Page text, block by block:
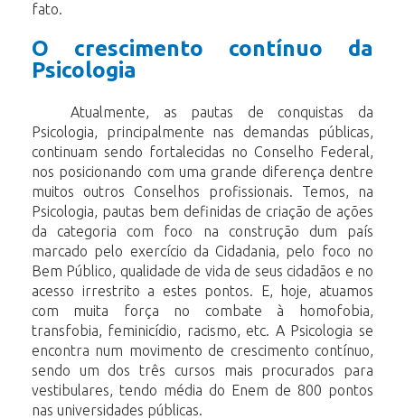
fato.
O crescimento contínuo da
Psicologia
Atualmente, as pautas de conquistas da
Psicologia, principalmente nas demandas
públicas,
continuam sendo fortalecidas no Conselho Federal,
nos posicionando com uma grande diferença dentre
muitos
outros Conselhos profissionais. Temos,
na
Psicologia, pautas bem definidas de criação de ações
da categoria com foco na
construção dum
país
marcado pelo exercício da Cidadania, pelo foco no
Bem Público, qualidade de vida de seus cidadãos e no
acesso irrestrito a estes pontos. E, hoje, atuamos
com muita força no combate à homofobia,
transfobia, feminicídio, racismo, etc. A Psicologia se
encontra num movimento de crescimento contínuo,
sendo um dos três cursos mais procurados para
vestibulares, tendo média do Enem de 800 pontos
nas universidades públicas.